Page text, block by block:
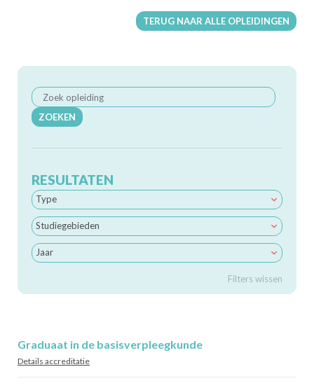
TERUG NAAR ALLE OPLEIDINGEN
ZOEKEN
RESULTATEN
Type
Studiegebieden
Jaar
Filters wissen
Graduaat in de basisverpleegkunde
Details accreditatie